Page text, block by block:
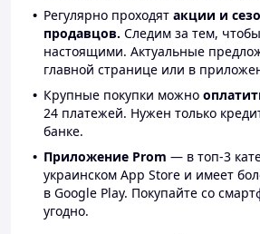
Регулярно проходят акции и
продавцов. Следим за тем,
настоящими. Актуальные
главной странице или в
Крупные покупки можно
24 платежей. Нужен только
банке.
Приложение Prom — в топ-3
украинском App Store и имеет
в Google Play. Покупайте со
угодно.